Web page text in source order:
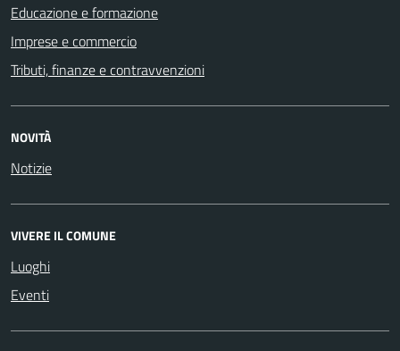
Educazione e formazione
Imprese e commercio
Tributi, finanze e contravvenzioni
NOVITÀ
Notizie
VIVERE IL COMUNE
Luoghi
Eventi